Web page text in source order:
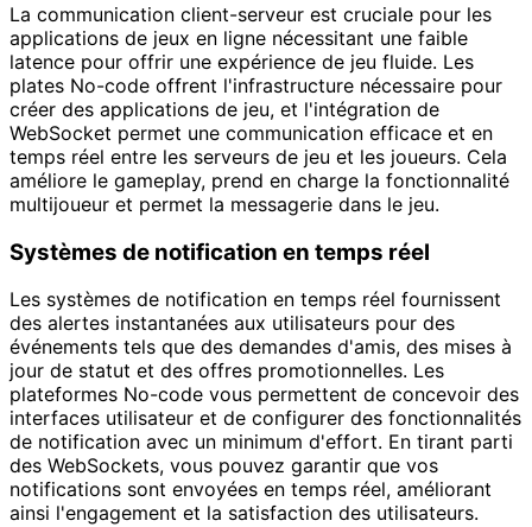
La communication client-serveur est cruciale pour les
applications de jeux en ligne nécessitant une faible
latence pour offrir une expérience de jeu fluide. Les
plates No-code offrent l'infrastructure nécessaire pour
créer des applications de jeu, et l'intégration de
WebSocket permet une communication efficace et en
temps réel entre les serveurs de jeu et les joueurs. Cela
améliore le gameplay, prend en charge la fonctionnalité
multijoueur et permet la messagerie dans le jeu.
Systèmes de notification en temps réel
Les systèmes de notification en temps réel fournissent
des alertes instantanées aux utilisateurs pour des
événements tels que des demandes d'amis, des mises à
jour de statut et des offres promotionnelles. Les
plateformes No-code vous permettent de concevoir des
interfaces utilisateur et de configurer des fonctionnalités
de notification avec un minimum d'effort. En tirant parti
des WebSockets, vous pouvez garantir que vos
notifications sont envoyées en temps réel, améliorant
ainsi l'engagement et la satisfaction des utilisateurs.